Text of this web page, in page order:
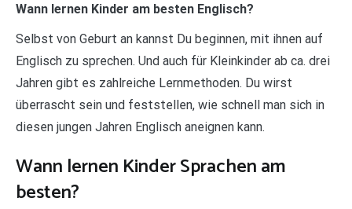
Wann lernen Kinder am besten Englisch?
Selbst von Geburt an kannst Du beginnen, mit ihnen auf
Englisch zu sprechen. Und auch für Kleinkinder ab ca. drei
Jahren gibt es zahlreiche Lernmethoden. Du wirst
überrascht sein und feststellen, wie schnell man sich in
diesen jungen Jahren Englisch aneignen kann.
Wann lernen Kinder Sprachen am
besten?